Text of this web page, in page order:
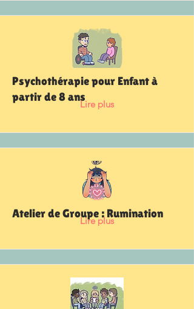
Psychothérapie pour Enfant à
partir de 8 ans
Lire plus
Atelier de Groupe : Rumination
Lire plus